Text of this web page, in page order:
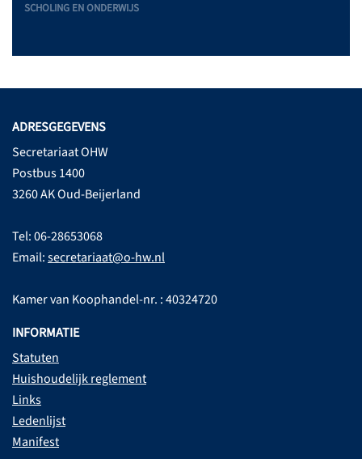
SCHOLING EN ONDERWIJS
ADRESGEGEVENS
Secretariaat OHW
Postbus 1400
3260 AK Oud-Beijerland
Tel: 06-28653068
Email:secretariaat@o-hw.nl
Kamer van Koophandel-nr. : 40324720
INFORMATIE
Statuten
Huishoudelijk reglement
Links
Ledenlijst
Manifest